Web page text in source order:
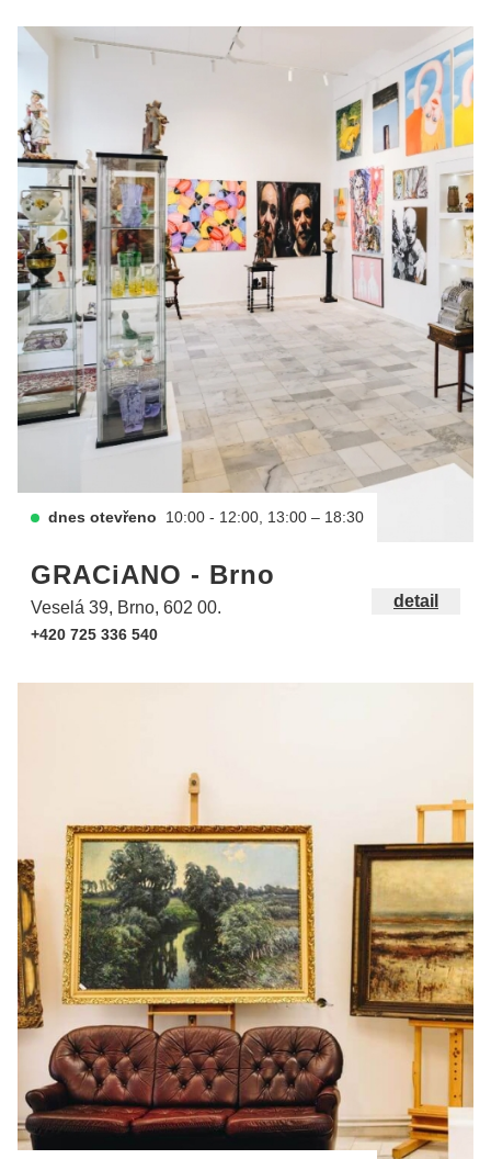
dnes otevřeno 10:00 - 12:00, 13:00 – 18:30
GRACiANO - Brno
Veselá 39, Brno, 602 00.
+420 725 336 540
detail